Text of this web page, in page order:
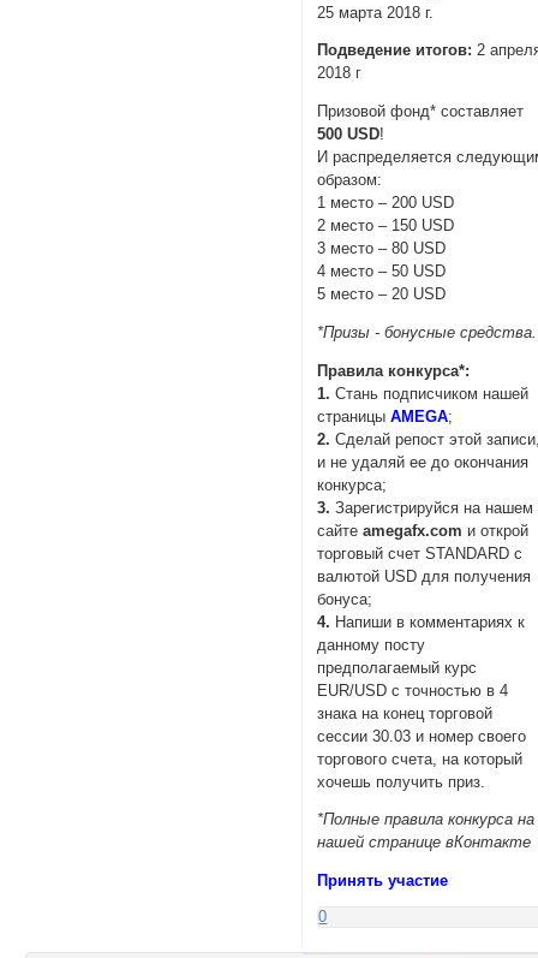
25 марта 2018 г.
Подведение итогов: 2
2018 г
Призовой фонд* составляет
500 USD!
И распределяется
образом:
1 место – 200 USD
2 место – 150 USD
3 место – 80 USD
4 место – 50 USD
5 место – 20 USD
*Призы - бонусные средства.
Правила конкурса*:
1. Стань подписчиком нашей
страницыAMEGA;
2. Сделай репост этой
и не удаляй ее до окончания
конкурса;
3.Зарегистрируйся на нашем
сайтеamegafx.com и открой
торговый счет STANDARD с
валютой USD для получения
бонуса;
4. Напиши в комментариях к
данному посту
предполагаемый курс
EUR/USD с точностью в 4
знака на конец торговой
сессии 30.03 и номер своего
торгового счета, на который
хочешь получить приз.
*Полные правила конкурса на
нашей странице вКонтакте
Принять участие
0